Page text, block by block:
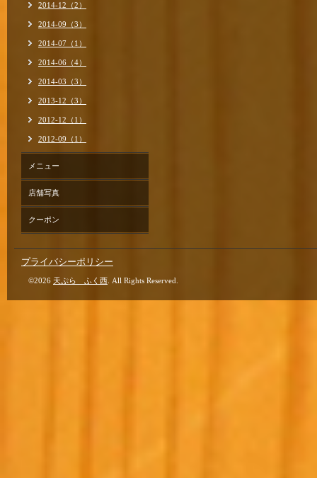
2014-12（2）
2014-09（3）
2014-07（1）
2014-06（4）
2014-03（3）
2013-12（3）
2012-12（1）
2012-09（1）
メニュー
店舗写真
クーポン
プライバシーポリシー
©2026 天ぷら ふく西 . All Rights Reserved.